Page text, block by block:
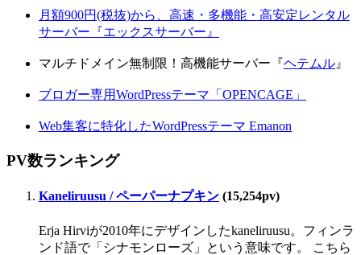
月額900円(税抜)から、高速・多機能・高安定レンタル
サーバー『エックスサーバー』
マルチドメイン無制限！高機能サーバー『ヘテムル 』
ブロガー専用WordPressテーマ「OPENCAGE」
Web集客に特化したWordPressテーマ Emanon
PV数ランキング
Kaneliruusu / ペーパーナプキン (15,254pv)
Erja Hirviが2010年にデザインしたkaneliruusu。フィンラ
ンド語で「シナモンローズ」という意味です。 こちら